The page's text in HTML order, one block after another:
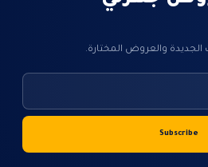
والعروض المختارة.